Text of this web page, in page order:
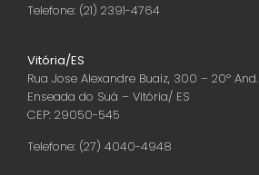
Telefone: (21) 2391-4764
Vitória/ES
Rua Jose Alexandre Buaiz, 300 – 20º And.
Enseada do Suá – Vitória/ ES
CEP: 29050-545
Telefone: (27) 4040-4948